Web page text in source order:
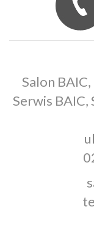
Salon
Serwis BAIC,